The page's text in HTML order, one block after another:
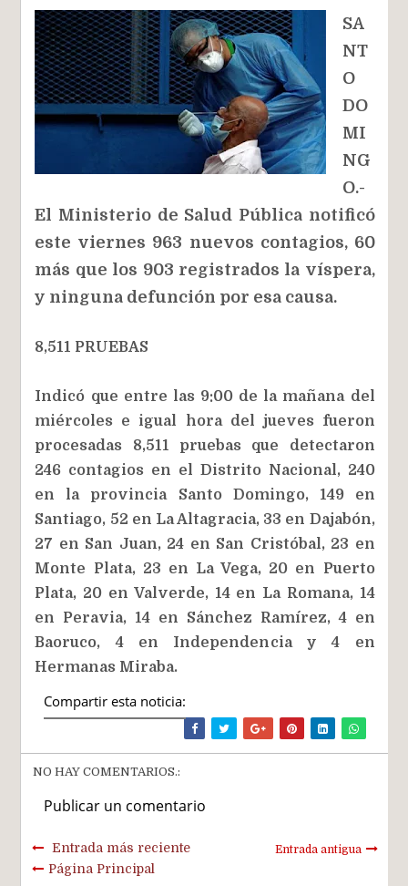
SA
NT
O
DO
MI
NG
O.-
El Ministerio de Salud Pública notificó
este viernes 963 nuevos contagios, 60
más que los 903 registrados la víspera,
y ninguna defunción por esa causa.
8,511 PRUEBAS
Indicó que entre las 9:00 de la mañana del
miércoles e igual hora del jueves fueron
procesadas 8,511 pruebas que detectaron
246 contagios en el Distrito Nacional, 240
en la provincia Santo Domingo, 149 en
Santiago, 52 en La Altagracia, 33 en Dajabón,
27 en San Juan, 24 en San Cristóbal, 23 en
Monte Plata, 23 en La Vega, 20 en Puerto
Plata, 20 en Valverde, 14 en La Romana, 14
en Peravia, 14 en Sánchez Ramírez, 4 en
Baoruco, 4 en Independencia y 4 en
Hermanas Miraba.
Compartir esta noticia:
NO HAY COMENTARIOS.:
Publicar un comentario
Entrada más reciente Entrada antigua
Página Principal